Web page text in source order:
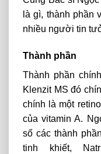
là gì, thành phần
nhiều người tin
Thành phần
Thành phần
Klenzit MS đó
chính là một
của vitamin A.
số các thành
tinh khiết, Natri